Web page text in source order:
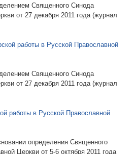
Священного Синода
от 27 декабря 2011 года (журнал
работы в Русской Православной
Священного Синода
от 27 декабря 2011 года (журнал
работы в Русской Православной
определения Священного
Церкви от 5-6 октября 2011 года